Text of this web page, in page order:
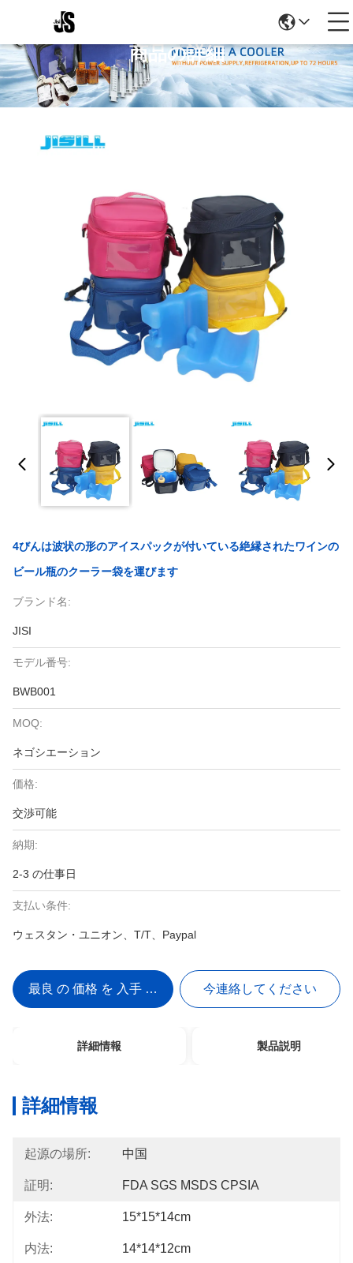
商品の詳細
4びんは波状の形のアイスパックが付いている絶縁されたワインの
ビール瓶のクーラー袋を運びます
ブランド名:
JISI
モデル番号:
BWB001
MOQ:
ネゴシエーション
価格:
交渉可能
納期:
2-3 の仕事日
支払い条件:
ウェスタン・ユニオン、T/T、Paypal
最良 の 価格 を 入手 する 今連絡してください
詳細情報 製品説明
詳細情報
起源の場所: 中国
証明: FDA SGS MSDS CPSIA
外法: 15*15*14cm
内法: 14*14*12cm